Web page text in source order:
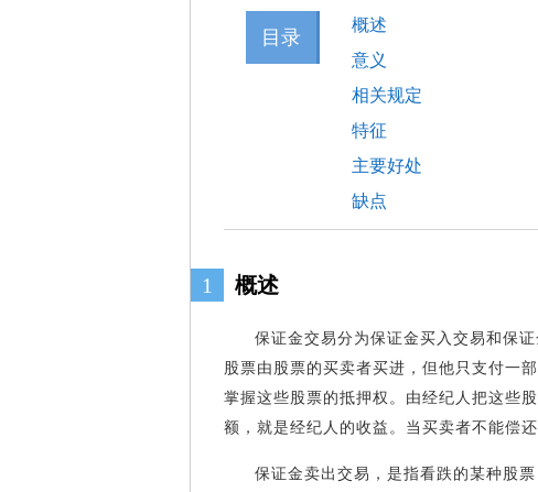
目录
概述
意义
相关规定
特征
主要好处
缺点
1 概述
保证金交易分为保证金买入交易和保
股票由股票的买卖者买进，但他只支付一
掌握这些股票的抵押权。由经纪人把这些
额，就是经纪人的收益。当买卖者不能偿
保证金卖出交易，是指看跌的某种股